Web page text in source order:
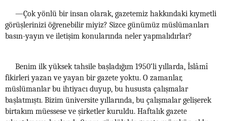
—Çok yönlü bir insan olarak, gazetemiz hakkındaki kıymetli
görüşlerinizi öğrenebilir miyiz? Sizce günümüz müslümanları
basın-yayın ve iletişim konularında neler yapmalıdırlar?
Benim ilk yüksek tahsile başladığım 1950’li yıllarda, İslâmî
fikirleri yazan ve yayan bir gazete yoktu. O zamanlar,
müslümanlar bu ihtiyacı duyup, bu hususta çalışmalar
başlatmıştı. Bizim üniversite yıllarında, bu çalışmalar gelişerek
birtakım müessese ve şirketler kuruldu. Haftalık gazete